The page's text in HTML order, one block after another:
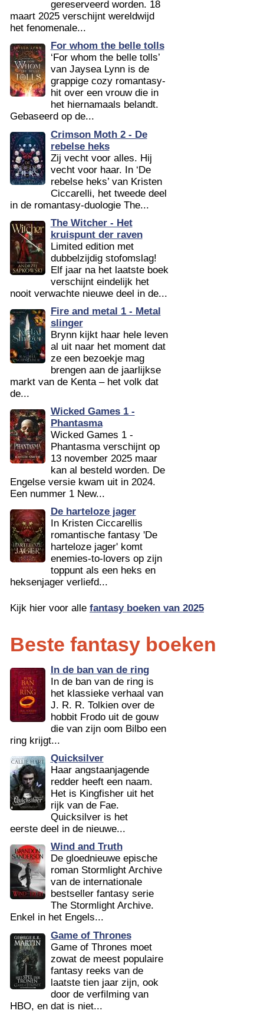
gereserveerd worden. 18
maart 2025 verschijnt wereldwijd
het fenomenale...
For whom the belle tolls
‘For whom the belle tolls’
van Jaysea Lynn is de
grappige cozy romantasy-
hit over een vrouw die in
het hiernamaals belandt.
Gebaseerd op de...
Crimson Moth 2 - De
rebelse heks
Zij vecht voor alles. Hij
vecht voor haar. In ‘De
rebelse heks’ van Kristen
Ciccarelli, het tweede deel
in de romantasy-duologie The...
The Witcher - Het
kruispunt der raven
Limited edition met
dubbelzijdig stofomslag!
Elf jaar na het laatste boek
verschijnt eindelijk het
nooit verwachte nieuwe deel in de...
Fire and metal 1 - Metal
slinger
Brynn kijkt haar hele leven
al uit naar het moment dat
ze een bezoekje mag
brengen aan de jaarlijkse
markt van de Kenta – het volk dat
de...
Wicked Games 1 -
Phantasma
Wicked Games 1 -
Phantasma verschijnt op
13 november 2025 maar
kan al besteld worden. De
Engelse versie kwam uit in 2024.
Een nummer 1 New...
De harteloze jager
In Kristen Ciccarellis
romantische fantasy 'De
harteloze jager' komt
enemies-to-lovers op zijn
toppunt als een heks en
heksenjager verliefd...
Kijk hier voor alle fantasy boeken van 2025
Beste fantasy boeken
In de ban van de ring
In de ban van de ring is
het klassieke verhaal van
J. R. R. Tolkien over de
hobbit Frodo uit de gouw
die van zijn oom Bilbo een
ring krijgt...
Quicksilver
Haar angstaanjagende
redder heeft een naam.
Het is Kingfisher uit het
rijk van de Fae.
Quicksilver is het
eerste deel in de nieuwe...
Wind and Truth
De gloednieuwe epische
roman Stormlight Archive
van de internationale
bestseller fantasy serie
The Stormlight Archive.
Enkel in het Engels...
Game of Thrones
Game of Thrones moet
zowat de meest populaire
fantasy reeks van de
laatste tien jaar zijn, ook
door de verfilming van
HBO, en dat is niet...